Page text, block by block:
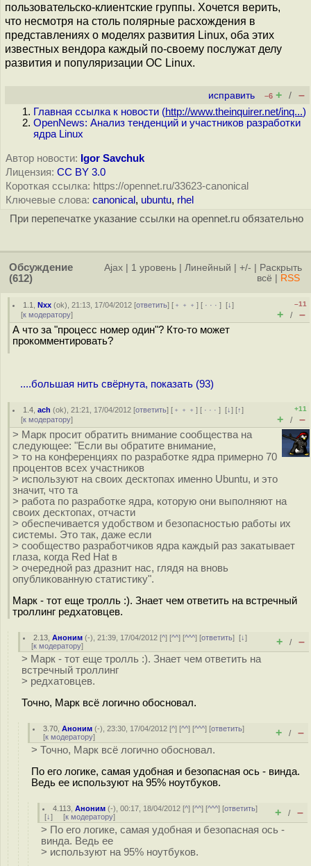
пользовательско-клиентские группы. Хочется верить,
что несмотря на столь полярные расхождения в
представлениях о моделях развития Linux, оба этих
известных вендора каждый по-своему послужат делу
развития и популяризации ОС Linux.
исправить –6 + / –
Главная ссылка к новости (http://www.theinquirer.net/inq...)
OpenNews: Анализ тенденций и участников разработки
ядра Linux
Автор новости: Igor Savchuk
Лицензия: CC BY 3.0
Короткая ссылка: https://opennet.ru/33623-canonical
Ключевые слова: canonical , ubuntu, rhel
При перепечатке указание ссылки на opennet.ru обязательно
Обсуждение
(612)
Ajax 1 уровень Линейный +/-
Раскрыть
всё
RSS
1.1 ,Nxx (ok), 21:13, 17/04/2012 [ответить] [ ﹢﹢﹢] [ · · ·][↓]
[к модератору]
–11
+ / –
А что за "процесс номер один"? Кто-то может
прокомментировать?
....большая нить свёрнута, показать (93)
1.4 ,ach (ok), 21:21, 17/04/2012 [ответить] [ ﹢﹢﹢] [ · · ·][↓] [↑]
[к модератору]
+11
+ / –
> Марк просит обратить внимание сообщества на
следующее: "Если вы обратите внимание,
> то на конференциях по разработке ядра примерно 70
процентов всех участников
> используют на своих десктопах именно Ubuntu, и это
значит, что та
> работа по разработке ядра, которую они выполняют на
своих десктопах, отчасти
> обеспечивается удобством и безопасностью работы их
системы. Это так, даже если
> сообщество разработчиков ядра каждый раз закатывает
глаза, когда Red Hat в
> очередной раз дразнит нас, глядя на вновь
опубликованную статистику".
Марк - тот еще тролль :). Знает чем ответить на встречный
троллинг редхатовцев.
2.13 ,Аноним (-), 21:39, 17/04/2012 [^] [^^] [^^^] [ответить][↓]
[к модератору] + / –
> Марк - тот еще тролль :). Знает чем ответить на
встречный троллинг
> редхатовцев.
Точно, Марк всё логично обосновал.
3.70 ,Аноним (-), 23:30, 17/04/2012 [^] [^^] [^^^] [ответить]
[к модератору] + / –
> Точно, Марк всё логично обосновал.
По его логике, самая удобная и безопасная ось - винда.
Ведь ее используют на 95% ноутбуков.
4.113 ,Аноним (-), 00:17, 18/04/2012 [^] [^^] [^^^] [ответить]
[↓] [к модератору] + / –
> По его логике, самая удобная и безопасная ось -
винда. Ведь ее
> используют на 95% ноутбуков.